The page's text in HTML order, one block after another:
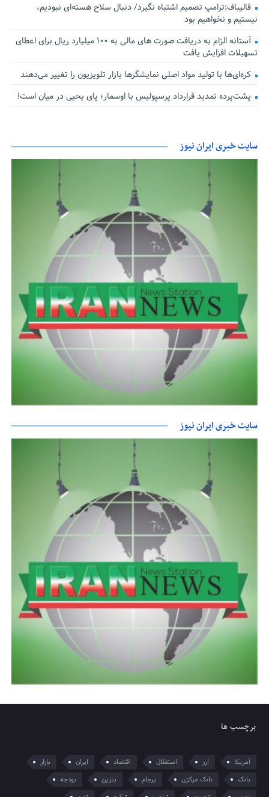
قالیباف:ترامپ تصمیم اشتباه نگیرد/ دنبال سلاح هسته‌ای نبودیم،
نیستیم و نخواهیم بود
آستانه الزام به دریافت صورت های مالی به ۱۰۰ میلیارد ریال برای اعطای
تسهیلات افزایش یافت
کره‌ای‌ها با تولید مواد اصلی نمایشگرها بازار تلویزیون را تغییر می‌دهند
پشت‌پرده تمدید قرارداد پرسپولیس با اوسمار؛ پای یحیی در میان است!
سایت خبری ایران نیوز
سایت خبری ایران نیوز
برچسب ها
آمریکا ارز استقلال اقتصاد ایران
بازار
بانک
بانک مرکزی برجام بنزین
بودجه